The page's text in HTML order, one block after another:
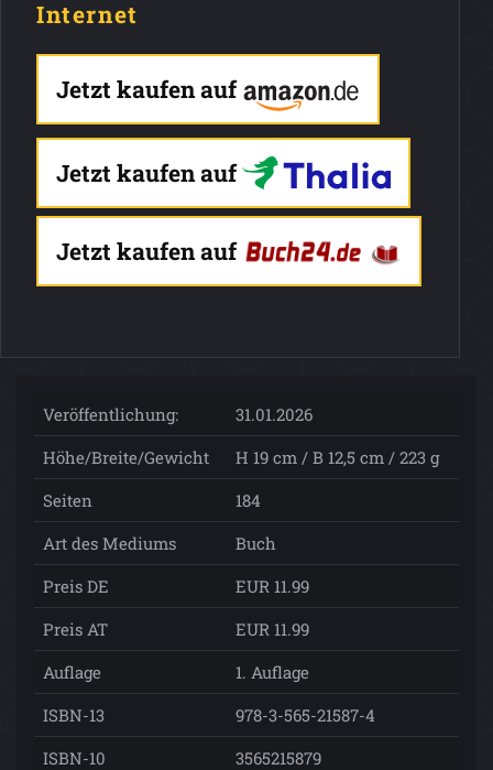
Internet
Jetzt kaufen auf
Jetzt kaufen auf
Jetzt kaufen auf
Veröffentlichung:
31.01.2026
Höhe/Breite/Gewicht
H 19 cm / B 12,5 cm / 223 g
Seiten
184
Art des Mediums
Buch
Preis DE
EUR 11.99
Preis AT
EUR 11.99
Auflage
1. Auflage
ISBN-13
978-3-565-21587-4
ISBN-10
3565215879